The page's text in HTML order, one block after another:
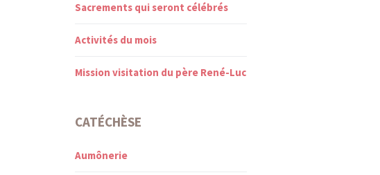
Sacrements qui seront célébrés
Activités du mois
Mission visitation du père René-Luc
CATÉCHÈSE
Aumônerie